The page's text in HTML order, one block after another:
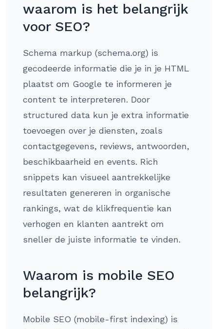
waarom is het belangrijk
voor SEO?
Schema markup (schema.org) is
gecodeerde informatie die je in je HTML
plaatst om Google te informeren je
content te interpreteren. Door
structured data kun je extra informatie
toevoegen over je diensten, zoals
contactgegevens, reviews, antwoorden,
beschikbaarheid en events. Rich
snippets kan visueel aantrekkelijke
resultaten genereren in organische
rankings, wat de klikfrequentie kan
verhogen en klanten aantrekt om
sneller de juiste informatie te vinden.
Waarom is mobile SEO
belangrijk?
Mobile SEO (mobile-first indexing) is